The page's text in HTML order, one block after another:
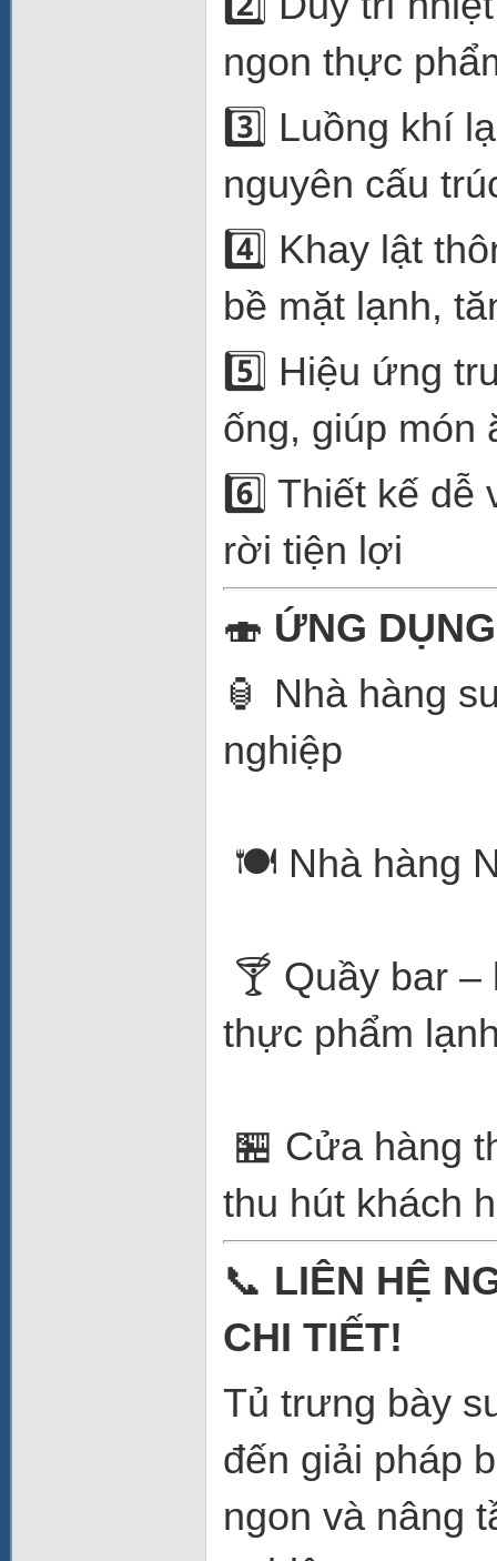
ngon thực
3️⃣ Luồng khí
nguyên cấu
4️⃣ Khay lật
bề mặt lạnh,
5️⃣ Hiệu ứng
ống, giúp món
6️⃣ Thiết kế
rời tiện lợi
🍣 ỨNG
🏮 Nhà hàng
nghiệp
🍽️ Nhà hàng
🍸 Quầy bar
thực phẩm
🏪 Cửa hàng
thu hút khách
📞 LIÊN HỆ
CHI TIẾT!
Tủ trưng bày
đến giải pháp
ngon và nâng